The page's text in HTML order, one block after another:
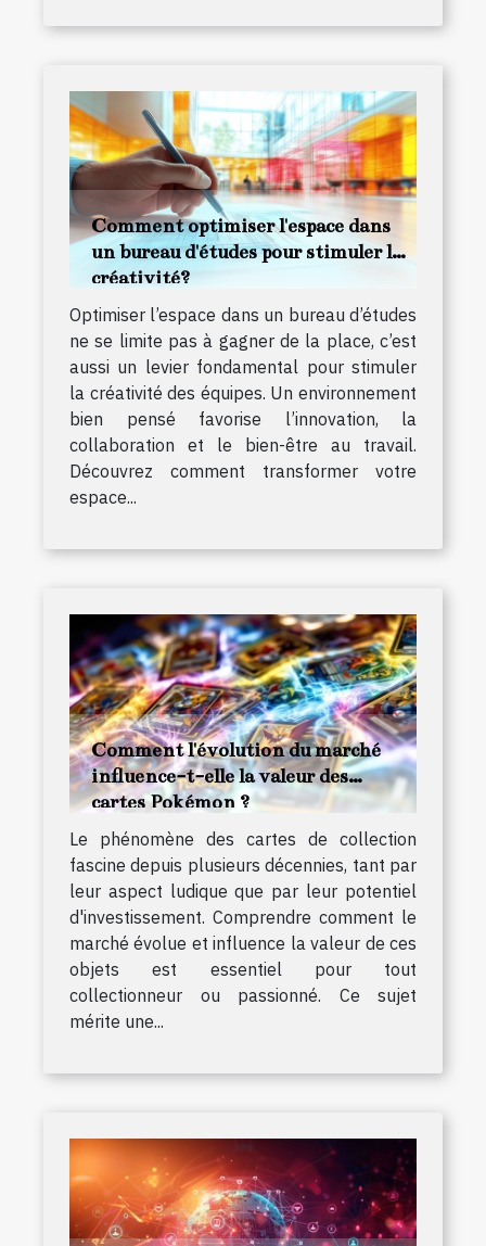
Comment optimiser l'espace dans
un bureau d'études pour stimuler la
créativité?
Optimiser l’espace dans un bureau d’études
ne se limite pas à gagner de la place, c’est
aussi un levier fondamental pour stimuler
la créativité des équipes. Un environnement
bien pensé favorise l’innovation, la
collaboration et le bien-être au travail.
Découvrez comment transformer votre
espace...
Comment l'évolution du marché
influence-t-elle la valeur des
cartes Pokémon ?
Le phénomène des cartes de collection
fascine depuis plusieurs décennies, tant par
leur aspect ludique que par leur potentiel
d'investissement. Comprendre comment le
marché évolue et influence la valeur de ces
objets est essentiel pour tout
collectionneur ou passionné. Ce sujet
mérite une...